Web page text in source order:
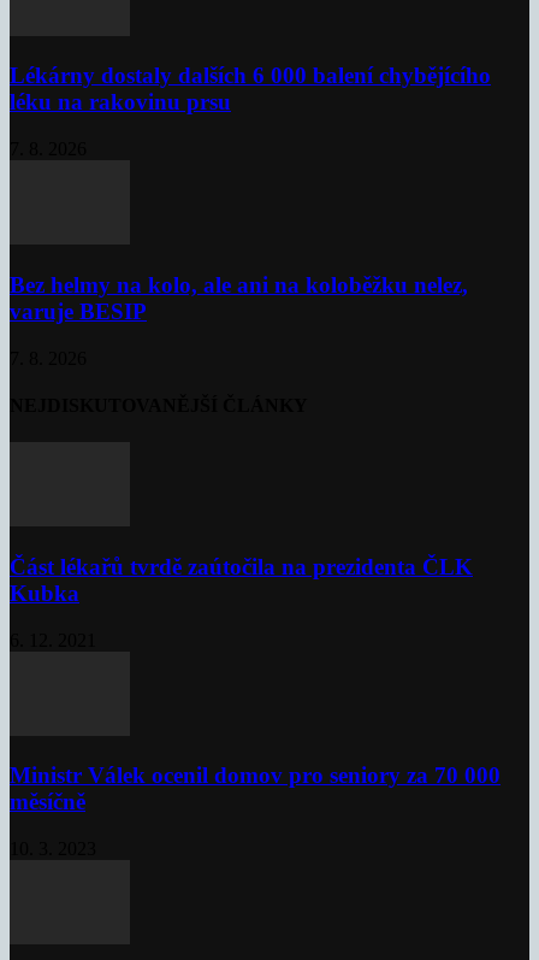
Lékárny dostaly dalších 6 000 balení chybějícího
léku na rakovinu prsu
Bez helmy na kolo, ale ani na koloběžku nelez,
varuje BESIP
Část lékařů tvrdě zaútočila na prezidenta ČLK
Kubka
Ministr Válek ocenil domov pro seniory za 70 000
měsíčně